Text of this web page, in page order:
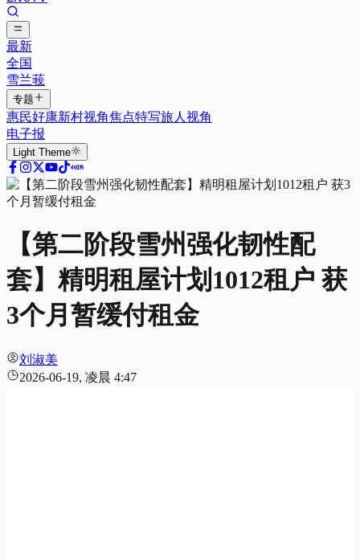
最新
全国
雪兰莪
专题
惠民好康新村视角焦点特写旅人视角
电子报
Light Theme
【第二阶段雪州强化韧性配
套】精明租屋计划1012租户 获
3个月暂缓付租金
刘淑美
2026-06-19, 凌晨 4:47